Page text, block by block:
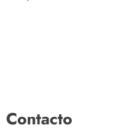
Contacto